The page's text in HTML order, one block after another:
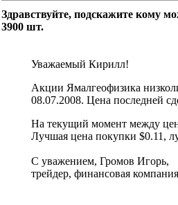
Здравствуйте, подскажите кому
3900 шт.
Уважаемый Кирилл!
Акции Ямалгеофизика
08.07.2008. Цена последней
На текущий момент между
Лучшая цена покупки $0.11,
С уважением, Громов Игорь,
трейдер, финансовая